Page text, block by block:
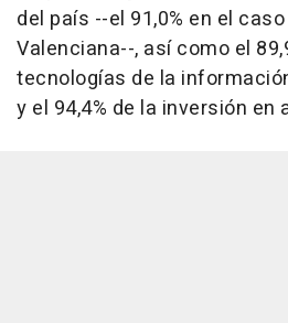
del país --el 91,0% en el
Valenciana--, así como el
tecnologías de la
y el 94,4% de la inversión